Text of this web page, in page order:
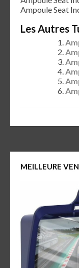
Ampoule Seat
Les Autres
MEILLEURE